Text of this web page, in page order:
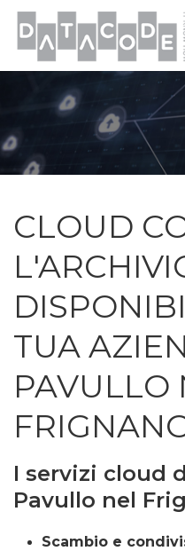
CLOUD
TUA
PAVULLO
I servizi cloud
Pavullo nel
Scambio e